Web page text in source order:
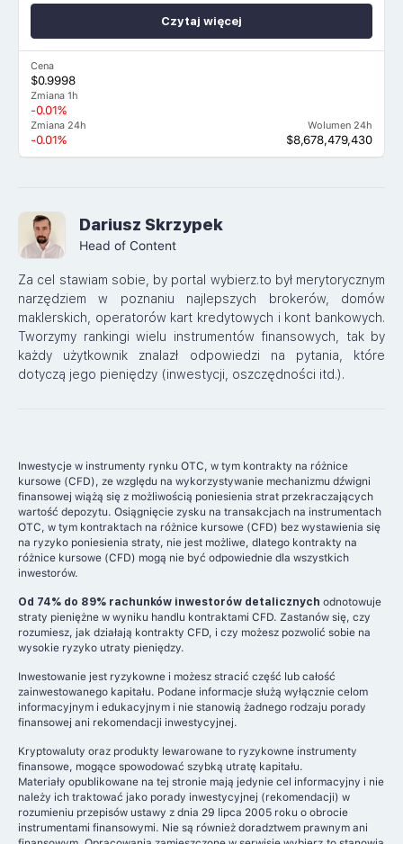
Cena
$0.9998
Zmiana 1h
-0.01%
Zmiana 24h
-0.01%
Wolumen 24h
$8,678,479,430
Czytaj więcej
Dariusz Skrzypek
Head of Content
Za cel stawiam sobie, by portal wybierz.to był merytorycznym
narzędziem w poznaniu najlepszych brokerów, domów
maklerskich, operatorów kart kredytowych i kont bankowych.
Tworzymy rankingi wielu instrumentów finansowych, tak by
każdy użytkownik znalazł odpowiedzi na pytania, które
dotyczą jego pieniędzy (inwestycji, oszczędności itd.).
Inwestycje w instrumenty rynku OTC, w tym kontrakty na różnice
kursowe (CFD), ze względu na wykorzystywanie mechanizmu dźwigni
finansowej wiążą się z możliwością poniesienia strat przekraczających
wartość depozytu. Osiągnięcie zysku na transakcjach na instrumentach
OTC, w tym kontraktach na różnice kursowe (CFD) bez wystawienia się
na ryzyko poniesienia straty, nie jest możliwe, dlatego kontrakty na
różnice kursowe (CFD) mogą nie być odpowiednie dla wszystkich
inwestorów.
Od 74% do 89% rachunków inwestorów detalicznych odnotowuje
straty pieniężne w wyniku handlu kontraktami CFD. Zastanów się, czy
rozumiesz, jak działają kontrakty CFD, i czy możesz pozwolić sobie na
wysokie ryzyko utraty pieniędzy.
Inwestowanie jest ryzykowne i możesz stracić część lub całość
zainwestowanego kapitału. Podane informacje służą wyłącznie celom
informacyjnym i edukacyjnym i nie stanowią żadnego rodzaju porady
finansowej ani rekomendacji inwestycyjnej.
Kryptowaluty oraz produkty lewarowane to ryzykowne instrumenty
finansowe, mogące spowodować szybką utratę kapitału.
Materiały opublikowane na tej stronie mają jedynie cel informacyjny i nie
należy ich traktować jako porady inwestycyjnej (rekomendacji) w
rozumieniu przepisów ustawy z dnia 29 lipca 2005 roku o obrocie
instrumentami finansowymi. Nie są również doradztwem prawnym ani